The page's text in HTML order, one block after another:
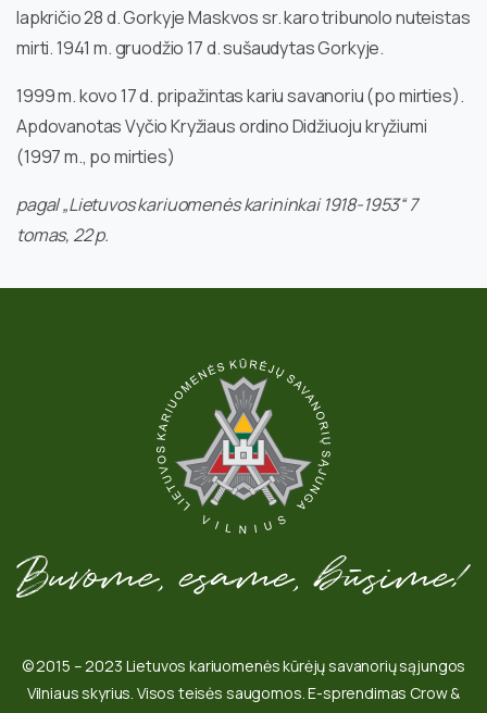
lapkričio 28 d. Gorkyje Maskvos sr. karo tribunolo nuteistas
mirti. 1941 m. gruodžio 17 d. sušaudytas Gorkyje.
1999 m. kovo 17 d. pripažintas kariu savanoriu (po mirties).
Apdovanotas Vyčio Kryžiaus ordino Didžiuoju kryžiumi
(1997 m., po mirties)
pagal „Lietuvos kariuomenės karininkai 1918-1953“ 7
tomas, 22p.
© 2015 – 2023 Lietuvos kariuomenės kūrėjų savanorių sąjungos
Vilniaus skyrius. Visos teisės saugomos. E-sprendimas Crow &